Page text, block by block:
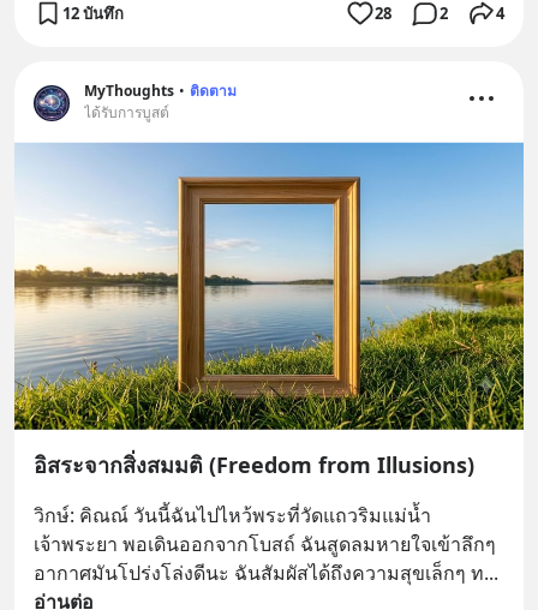
12 บันทึก 28 2 4
MyThoughts • ติดตาม
ได้รับการบูสต์
อิสระจากสิ่งสมมติ (Freedom from Illusions)
วิกษ์: คิณณ์ วันนี้ฉันไปไหว้พระที่วัดแถวริมแม่น้ำ
เจ้าพระยา พอเดินออกจากโบสถ์ ฉันสูดลมหายใจเข้าลึกๆ
อากาศมันโปร่งโล่งดีนะ ฉันสัมผัสได้ถึงความสุขเล็กๆ ท
อ่านต่อ